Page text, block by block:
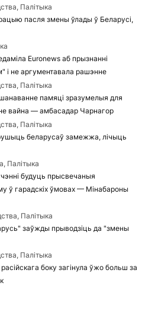
Палітыка
пасля змены ўлады ў Беларусі,
Euronews аб прызнанні
і не аргументавала рашэнне
Палітыка
памяці зразумелыя для
вайна — амбасадар Чарнагор
Палітыка
беларусаў замежжа, лічыць
Палітыка
будуць прысвечаныя
ў гарадскіх ўмовах — Мінабароны
Палітыка
заўжды прыводзіць да "змены
Палітыка
боку загінула ўжо больш за